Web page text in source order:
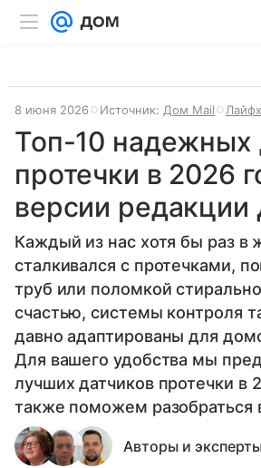
8 июня 2026 Источник: Дом Mail
Топ-10 надежных
протечки в 2026
версии
Каждый из нас хотя бы раз в
сталкивался с протечками,
труб или поломкой
счастью, системы контроля
давно адаптированы для
Для вашего удобства мы
лучших датчиков протечки в
также поможем разобраться
Авторы и